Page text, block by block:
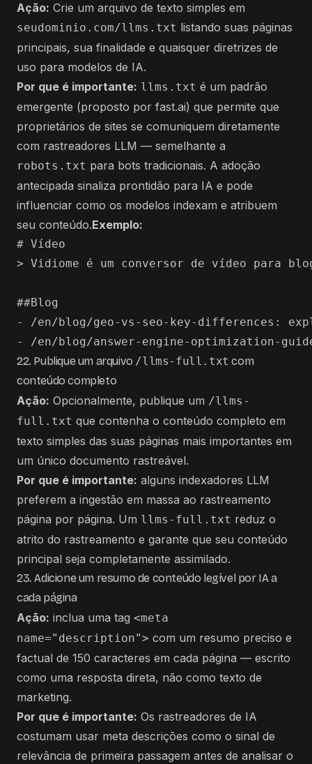
Ação: Crie um arquivo de texto simples em
seudominio.com/llms.txt listando suas páginas
principais, sua finalidade e quaisquer diretrizes de
uso para modelos de IA.
Por que é importante: llms.txt é um padrão
emergente (proposto por fast.ai) que permite que
proprietários de sites se comuniquem diretamente
com rastreadores LLM — semelhante a
robots.txt para bots tradicionais. A adoção
antecipada sinaliza prontidão para IA e pode
influenciar como os modelos indexam e atribuem
seu conteúdo.Exemplo:
# Vídeo
> Vidiome é um conversor de vídeo para
##Blog
- /en/blog/geo-vs-seo-key-differences:
22. Publique um arquivo /llms-full.txt com
conteúdo completo
Ação: Opcionalmente, publique um /llms-
full.txt que contenha o conteúdo completo em
texto simples das suas páginas mais importantes em
um único documento rastreável.
Por que é importante: alguns indexadores LLM
preferem a ingestão em massa ao rastreamento
página por página. Um llms-full.txt reduz o
atrito do rastreamento e garante que seu conteúdo
principal seja completamente assimilado.
23. Adicione um resumo de conteúdo legível por IA a
cada página
Ação: inclua uma tag <meta
name="description"> com um resumo preciso e
factual de 150 caracteres em cada página — escrito
como uma resposta direta, não como texto de
marketing.
Por que é importante: Os rastreadores de IA
costumam usar meta descrições como o sinal de
relevância de primeira passagem antes de analisar o